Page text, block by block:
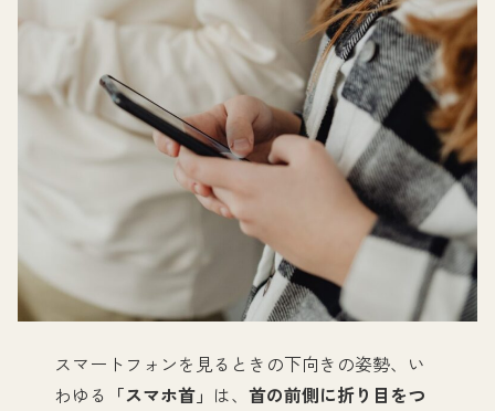
スマートフォンを見るときの下向きの姿勢、い
わゆる 「スマホ首」 は、首の前側に折り目をつ